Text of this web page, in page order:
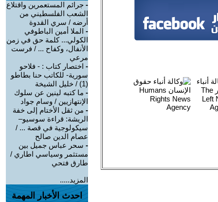
- جرائم المستعمرين واقتلاع
الشعب الفلسطيني من
أرضه / سري القدوة
- الملا أمين الباطوفي
الكولي... كلمة حق في زمن
الأنفال، وكفاح ... / فرست
مرعي
- اختصار كتاب : - فلاحو
سورية- للكاتب حنا بطاطو
(1) / خليل الشيخة
- ما كتبه لينين عن سلوك
الإنتهازيين / وسام جواد
- من ثقل الأختام إلى خفة
الريشة: قراءة سوسيو–
سيكولوجية في قصة ... /
عصام الدين صالح
- سحر عباس جميل بين
مستثمر وسياسي اطاري /
طارق فتحي
المزيد.....
احدث الأخبار المهمة